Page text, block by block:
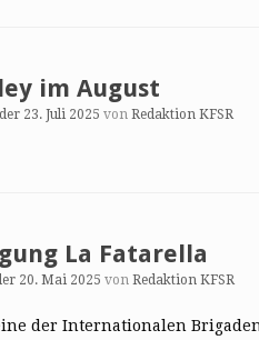
im August
23. Juli 2025 von Redaktion KFSR
La Fatarella
20. Mai 2025 von Redaktion KFSR
der Internationalen